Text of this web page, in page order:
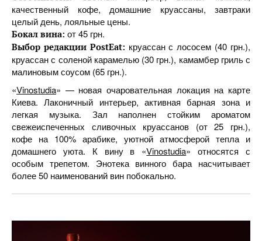
качественный кофе, домашние круассаны, завтраки
целый день, лояльные цены.
Бокал вина: от 45 грн.
Выбор редакции PostEat: круассан с лососем (40 грн.),
круассан с соленой карамелью (30 грн.), камамбер гриль с
малиновым соусом (65 грн.).
«Vinostudia» — новая очаровательная локация на карте
Киева. Лаконичный интерьер, активная барная зона и
легкая музыка. Зал наполнен стойким ароматом
свежеиспеченных сливочных круассанов (от 25 грн.),
кофе на 100% арабике, уютной атмосферой тепла и
домашнего уюта. К вину в «Vinostudia» относятся с
особым трепетом. Энотека винного бара насчитывает
более 50 наименований вин побокально.